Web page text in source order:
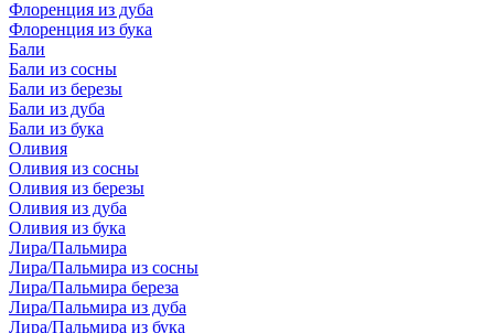
Флоренция из дуба
Флоренция из бука
Бали
Бали из сосны
Бали из березы
Бали из дуба
Бали из бука
Оливия
Оливия из сосны
Оливия из березы
Оливия из дуба
Оливия из бука
Лира/Пальмира
Лира/Пальмира из сосны
Лира/Пальмира береза
Лира/Пальмира из дуба
Лира/Пальмира из бука